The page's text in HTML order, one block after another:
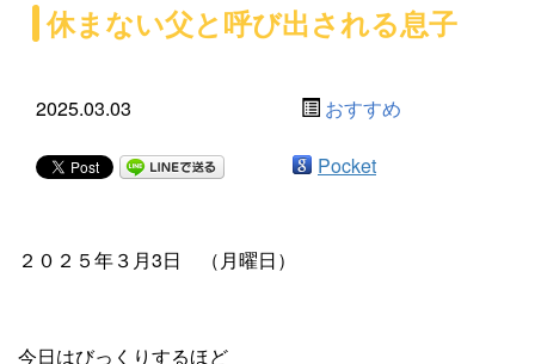
休まない父と呼び出される息子
2025.03.03 おすすめ
Pocket
２０２５年３月3日 （月曜日）
今日はびっくりするほど